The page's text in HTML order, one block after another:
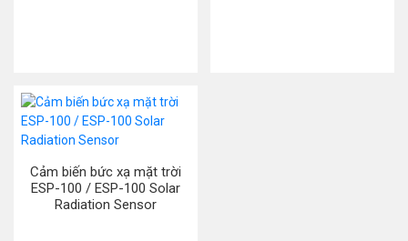
Cảm biến bức xạ mặt trời
ESP-100 / ESP-100 Solar
Radiation Sensor